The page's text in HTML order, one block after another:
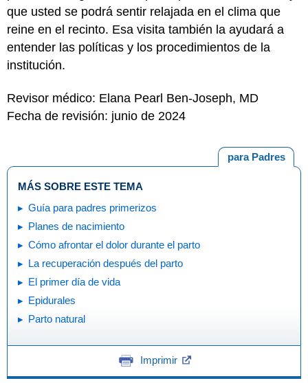
que usted se podrá sentir relajada en el clima que
reine en el recinto. Esa visita también la ayudará a
entender las políticas y los procedimientos de la
institución.
Revisor médico: Elana Pearl Ben-Joseph, MD
Fecha de revisión: junio de 2024
para Padres
MÁS SOBRE ESTE TEMA
Guía para padres primerizos
Planes de nacimiento
Cómo afrontar el dolor durante el parto
La recuperación después del parto
El primer día de vida
Epidurales
Parto natural
Imprimir